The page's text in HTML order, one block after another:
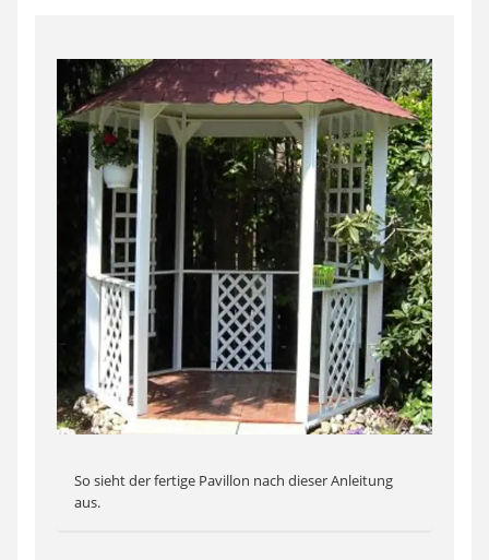
So sieht der fertige Pavillon nach dieser Anleitung
aus.